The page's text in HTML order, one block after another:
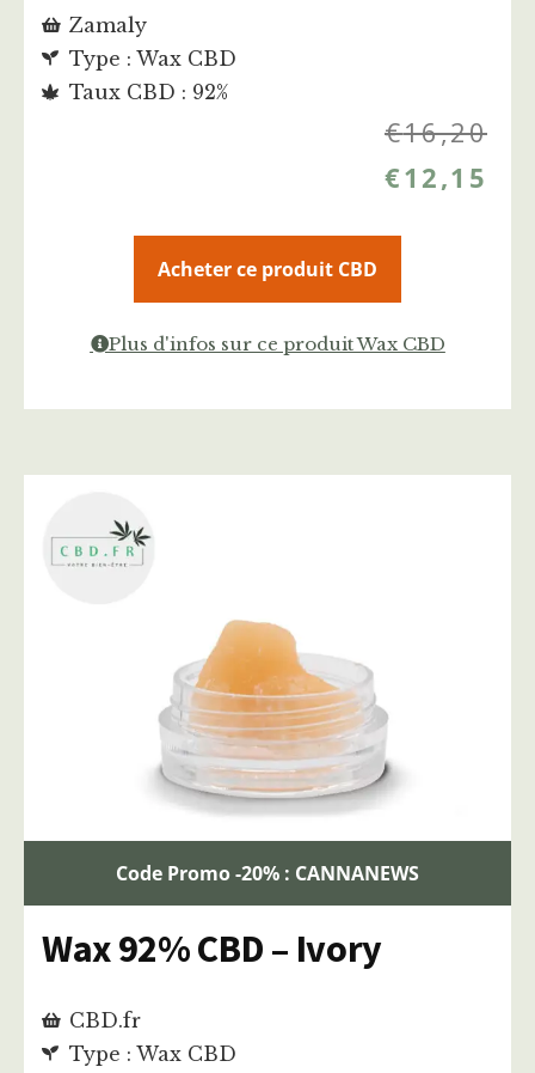
Zamaly
Type : Wax CBD
Taux CBD : 92%
€16,20
€12,15
Acheter ce produit CBD
Plus d'infos sur ce produit Wax CBD
Code Promo -20% : CANNANEWS
Wax 92% CBD – Ivory
CBD.fr
Type : Wax CBD